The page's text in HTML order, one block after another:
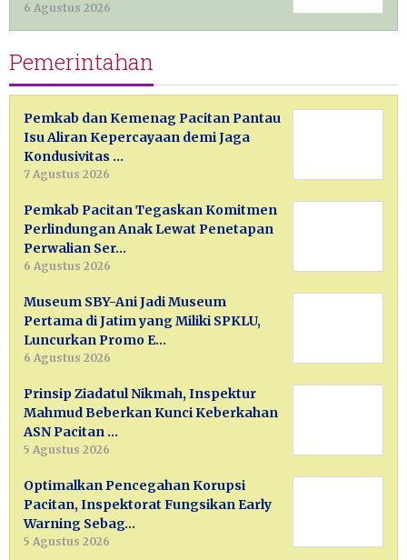
6 Agustus 2026
Pemerintahan
Pemkab dan Kemenag Pacitan Pantau
Isu Aliran Kepercayaan demi Jaga
Kondusivitas …
7 Agustus 2026
Pemkab Pacitan Tegaskan Komitmen
Perlindungan Anak Lewat Penetapan
Perwalian Ser…
6 Agustus 2026
Museum SBY-Ani Jadi Museum
Pertama di Jatim yang Miliki SPKLU,
Luncurkan Promo E…
6 Agustus 2026
Prinsip Ziadatul Nikmah, Inspektur
Mahmud Beberkan Kunci Keberkahan
ASN Pacitan …
5 Agustus 2026
Optimalkan Pencegahan Korupsi
Pacitan, Inspektorat Fungsikan Early
Warning Sebag…
5 Agustus 2026